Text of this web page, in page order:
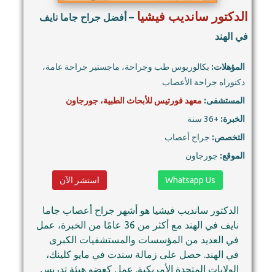
الدكتور سانديب فيشيا – أفضل جراح جاما نايف
في الهند
المؤهلات: بكالوريوس طب وجراحة، ماجستير جراحة عامة،
دكتوراه جراحة الأعصاب
المستشفى: معهد فورتيس للأبحاث الطبية، جورجاون
الخبرة: +36 سنة
التخصص: جراح أعصاب
الموقع: جورجاون
استشر الآن Whatsapp Us
الدكتور سانديب فيشيا هو أشهر جراح أعصاب جاما
نايف في الهند مع أكثر من 36 عامًا من الخبرة، عمل
في العديد من المؤسسات والمستشفيات الكبرى
في الهند. حصل على زمالة سندت في مايو كلينك،
الولايات المتحدة الأمريكية. عمل كعضو هيئة تدريس